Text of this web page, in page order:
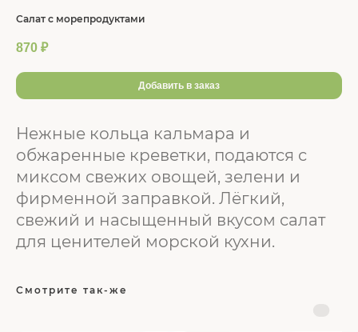
Салат с морепродуктами
870 ₽
Добавить в заказ
Нежные кольца кальмара и
обжаренные креветки, подаются с
миксом свежих овощей, зелени и
фирменной заправкой. Лёгкий,
свежий и насыщенный вкусом салат
для ценителей морской кухни.
Смотрите так-же